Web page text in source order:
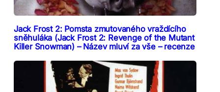
Jack Frost 2: Pomsta zmutovaného vraždícího
sněhuláka (Jack Frost 2: Revenge of the Mutant
Killer Snowman) – Název mluví za vše – recenze